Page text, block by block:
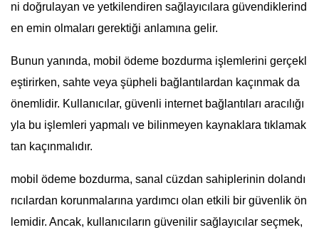
ni doğrulayan ve yetkilendiren sağlayıcılara güvendiklerind
en emin olmaları gerektiği anlamına gelir.
Bunun yanında, mobil ödeme bozdurma işlemlerini gerçekl
eştirirken, sahte veya şüpheli bağlantılardan kaçınmak da
önemlidir. Kullanıcılar, güvenli internet bağlantıları aracılığı
yla bu işlemleri yapmalı ve bilinmeyen kaynaklara tıklamak
tan kaçınmalıdır.
mobil ödeme bozdurma, sanal cüzdan sahiplerinin dolandı
rıcılardan korunmalarına yardımcı olan etkili bir güvenlik ön
lemidir. Ancak, kullanıcıların güvenilir sağlayıcılar seçmek,